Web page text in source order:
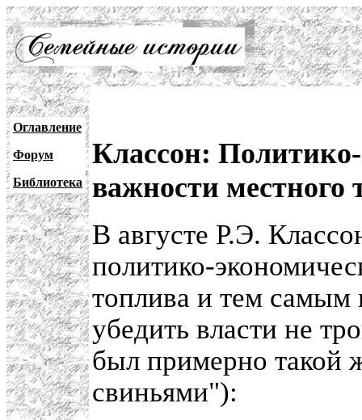
Оглавление
Форум
Библиотека
Классон:
важности местного
В августе Р.Э.
политико-
топлива и тем самым
убедить власти не
был примерно такой
свиньями"):